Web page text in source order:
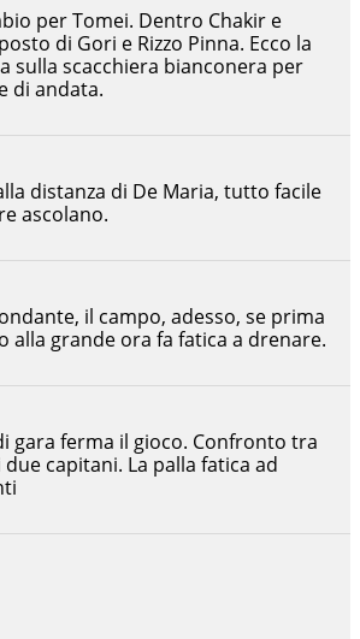
gara ferma il gioco. Confronto tra
capitani. La palla fatica ad
il campo, adesso, se prima
alla grande ora fa fatica a drenare.
distanza di De Maria, tutto facile
ascolano.
per Tomei. Dentro Chakir e
di Gori e Rizzo Pinna. Ecco la
sulla scacchiera bianconera per
di andata.